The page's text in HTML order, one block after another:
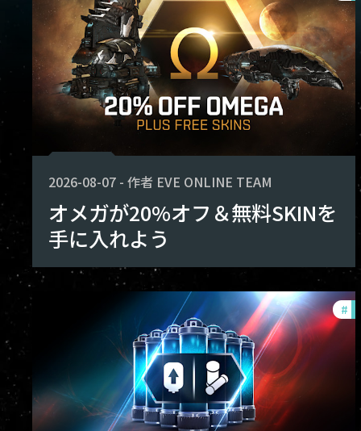
2026-08-07 - 作者 EVE ONLINE TEAM
オメガが20%オフ＆無料SKINを
手に入れよう
#